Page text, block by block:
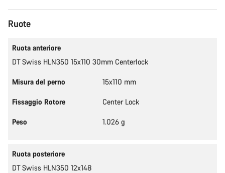
Ruote
Ruota anteriore
DT Swiss HLN350 15x110 30mm Centerlock
Misura del perno 15x110 mm
Fissaggio Rotore Center Lock
Peso 1.026 g
Ruota posteriore
DT Swiss HLN350 12x148